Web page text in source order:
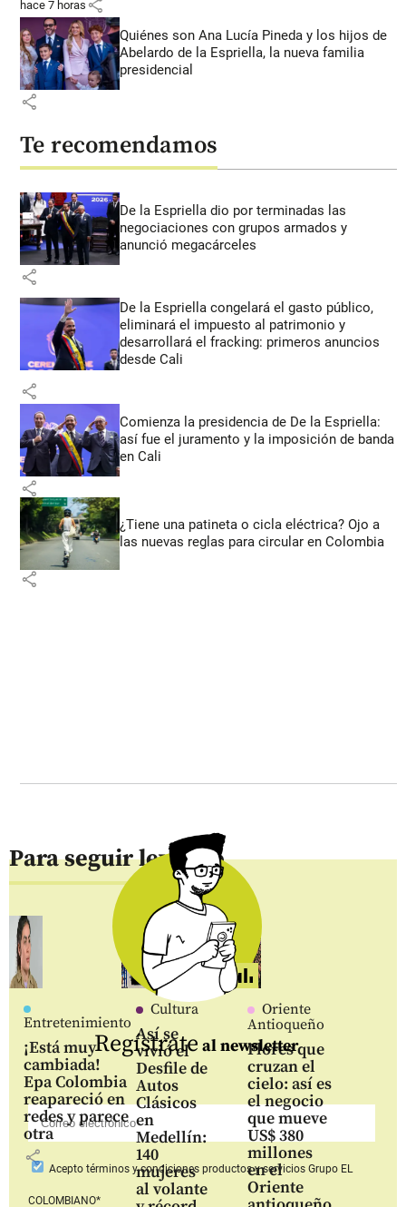
hace 7 horas share
Quiénes son Ana Lucía Pineda y los hijos de
Abelardo de la Espriella, la nueva familia
presidencial
share
Te recomendamos
De la Espriella dio por terminadas las
negociaciones con grupos armados y
anunció megacárceles
share
De la Espriella congelará el gasto público,
eliminará el impuesto al patrimonio y
desarrollará el fracking: primeros anuncios
desde Cali
share
Comienza la presidencia de De la Espriella:
así fue el juramento y la imposición de banda
en Cali
share
¿Tiene una patineta o cicla eléctrica? Ojo a
las nuevas reglas para circular en Colombia
share
Para seguir leyendo
Entretenimiento
¡Está muy
cambiada!
Epa Colombia
reapareció en
redes y parece
otra
share
Cultura
Así se
vivió el
Desfile de
Autos
Clásicos
en
Medellín:
140
mujeres
al volante
Oriente
Antioqueño
Flores que
cruzan el
cielo: así es
el negocio
que mueve
US$ 380
millones
en el
Oriente
Regístrate al newsletter
Aceptotérminos y condiciones productos y serviciosGrupo EL
COLOMBIANO*